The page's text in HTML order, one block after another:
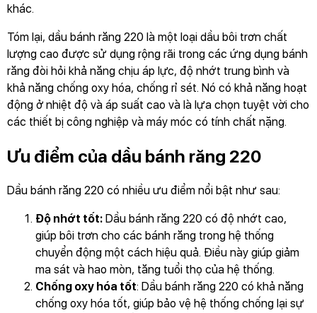
khác.
Tóm lại, dầu bánh răng 220 là một loại dầu bôi trơn chất
lượng cao được sử dụng rộng rãi trong các ứng dụng bánh
răng đòi hỏi khả năng chịu áp lực, độ nhớt trung bình và
khả năng chống oxy hóa, chống rỉ sét. Nó có khả năng hoạt
động ở nhiệt độ và áp suất cao và là lựa chọn tuyệt vời cho
các thiết bị công nghiệp và máy móc có tính chất nặng.
Ưu điểm của dầu bánh răng 220
Dầu bánh răng 220 có nhiều ưu điểm nổi bật như sau:
Độ nhớt tốt: Dầu bánh răng 220 có độ nhớt cao,
giúp bôi trơn cho các bánh răng trong hệ thống
chuyển động một cách hiệu quả. Điều này giúp giảm
ma sát và hao mòn, tăng tuổi thọ của hệ thống.
Chống oxy hóa tốt: Dầu bánh răng 220 có khả năng
chống oxy hóa tốt, giúp bảo vệ hệ thống chống lại sự